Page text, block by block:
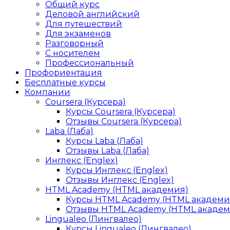
Общий курс
Деловой английский
Для путешествий
Для экзаменов
Разговорный
С носителем
Профессиональный
Профориентация
Бесплатные курсы
Компании
Coursera (Курсера)
Курсы Coursera (Курсера)
Отзывы Coursera (Курсера)
Laba (Лаба)
Курсы Laba (Лаба)
Отзывы Laba (Лаба)
Инглекс (Englex)
Курсы Инглекс (Englex)
Отзывы Инглекс (Englex)
HTML Academy (HTML академия)
Курсы HTML Academy (HTML
Отзывы HTML Academy (HTML
Lingualeo (Лингвалео)